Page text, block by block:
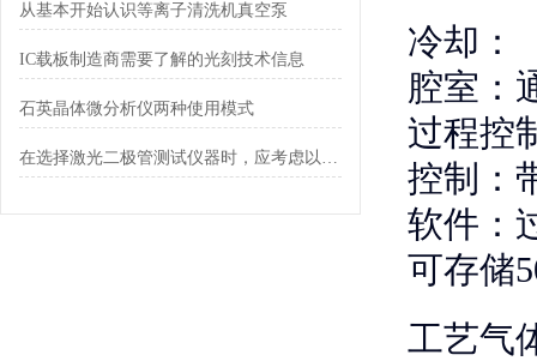
从基本开始认识等离子清洗机真空泵
IC载板制造商需要了解的光刻技术信息
石英晶体微分析仪两种使用模式
在选择激光二极管测试仪器时，应考虑以下因素
冷却：
腔室：
过程控
控制：
软件：
可存储
工艺气